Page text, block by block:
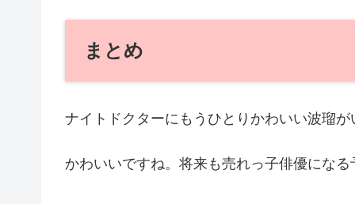
まとめ
ナイトドクターにもうひとりかわいい波瑠
かわいいですね。将来も売れっ子俳優にな